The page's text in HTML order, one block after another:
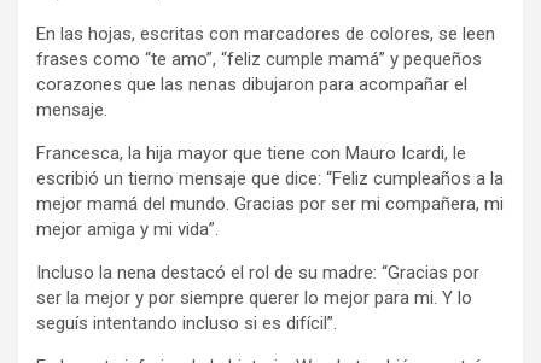
En las hojas, escritas con marcadores de colores, se leen
frases como “te amo”, “feliz cumple mamá” y pequeños
corazones que las nenas dibujaron para acompañar el
mensaje.
Francesca, la hija mayor que tiene con Mauro Icardi, le
escribió un tierno mensaje que dice: “Feliz cumpleaños a la
mejor mamá del mundo. Gracias por ser mi compañera, mi
mejor amiga y mi vida”.
Incluso la nena destacó el rol de su madre: “Gracias por
ser la mejor y por siempre querer lo mejor para mi. Y lo
seguís intentando incluso si es difícil”.